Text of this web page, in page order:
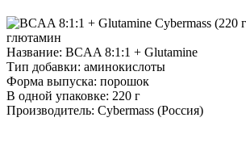
Название: BCAA 8:1:1 + Glutamine
Тип добавки: аминокислоты
Форма выпуска: порошок
В одной упаковке: 220 г
Производитель: Cybermass (Россия)